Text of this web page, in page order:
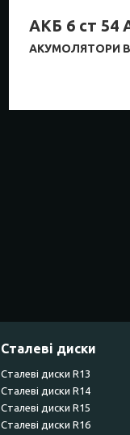
АКБ 6 ст 54
АКУМОЛЯТОРИ
Сталеві диски
Сталеві диски R13
Сталеві диски R14
Сталеві диски R15
Сталеві диски R16